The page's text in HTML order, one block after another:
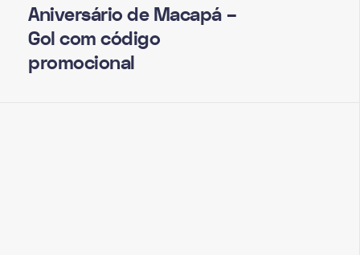
Aniversário de Macapá –
Gol com código
promocional